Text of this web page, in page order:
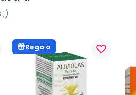
;)
Regalo favorite_border